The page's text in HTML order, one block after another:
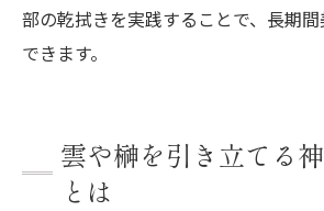
部の乾拭きを実践することで、長期
できます。
雲や榊を引き立てる
とは